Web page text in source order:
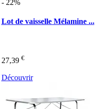
- 22%
Lot de vaisselle Mélamine ...
27,39 €
Découvrir